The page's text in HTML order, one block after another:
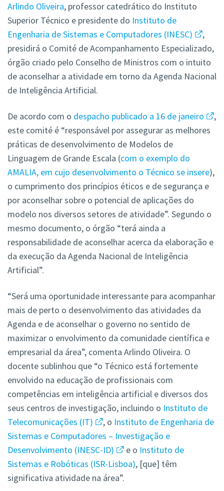
Arlindo Oliveira, professor catedrático do Instituto
Superior Técnico e presidente do Instituto de
Engenharia de Sistemas e Computadores (INESC)
,
presidirá o Comité de Acompanhamento Especializado,
órgão criado pelo Conselho de Ministros com o intuito
de aconselhar a atividade em torno da Agenda Nacional
de Inteligência Artificial.
De acordo com o despacho publicado a 16 de janeiro
,
este comité é “responsável por assegurar as melhores
práticas de desenvolvimento de Modelos de
Linguagem de Grande Escala (com o exemplo do
AMALIA, em cujo desenvolvimento o Técnico se insere),
o cumprimento dos princípios éticos e de segurança e
por aconselhar sobre o potencial de aplicações do
modelo nos diversos setores de atividade”. Segundo o
mesmo documento, o órgão “terá ainda a
responsabilidade de aconselhar acerca da elaboração e
da execução da Agenda Nacional de Inteligência
Artificial”.
“Será uma oportunidade interessante para acompanhar
mais de perto o desenvolvimento das atividades da
Agenda e de aconselhar o governo no sentido de
maximizar o envolvimento da comunidade científica e
empresarial da área”, comenta Arlindo Oliveira. O
docente sublinhou que “o Técnico está fortemente
envolvido na educação de profissionais com
competências em inteligência artificial e diversos dos
seus centros de investigação, incluindo o Instituto de
Telecomunicações (IT)
, o Instituto de Engenharia de
Sistemas e Computadores – Investigação e
Desenvolvimento (INESC-ID)
e o Instituto de
Sistemas e Robóticas (ISR-Lisboa), [que] têm
significativa atividade na área”.